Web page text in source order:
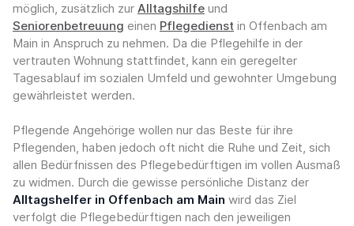
möglich, zusätzlich zur Alltagshilfe und
Seniorenbetreuung einen Pflegedienst in Offenbach am
Main in Anspruch zu nehmen. Da die Pflegehilfe in der
vertrauten Wohnung stattfindet, kann ein geregelter
Tagesablauf im sozialen Umfeld und gewohnter Umgebung
gewährleistet werden.
Pflegende Angehörige wollen nur das Beste für ihre
Pflegenden, haben jedoch oft nicht die Ruhe und Zeit, sich
allen Bedürfnissen des Pflegebedürftigen im vollen Ausmaß
zu widmen. Durch die gewisse persönliche Distanz der
Alltagshelfer in Offenbach am Main wird das Ziel
verfolgt die Pflegebedürftigen nach den jeweiligen